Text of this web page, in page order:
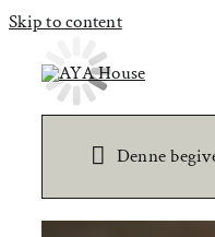
Skip to content
Denne